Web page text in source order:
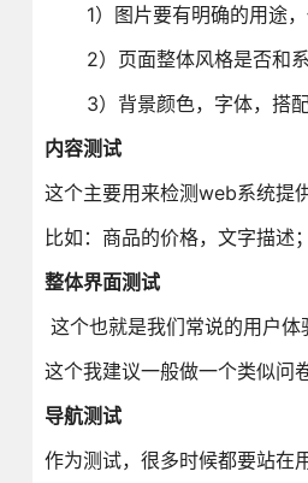
1）图片要有明确的用途，
2）页面整体风格是否和系
3）背景颜色，字体，搭配
内容测试
这个主要用来检测web系统提
比如：商品的价格，文字描述
整体界面测试
这个也就是我们常说的用户
这个我建议一般做一个类似问
导航测试
作为测试，很多时候都要站在